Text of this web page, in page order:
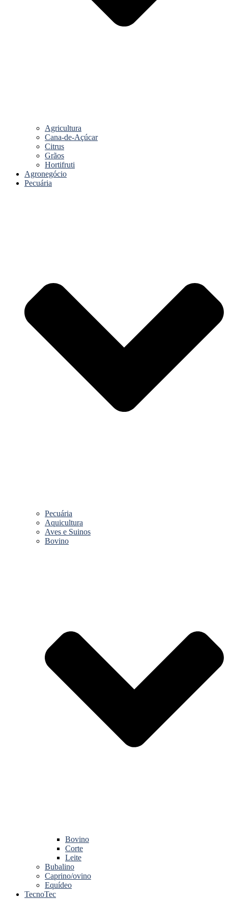
Agricultura
Cana-de-Açúcar
Citrus
Grãos
Hortifruti
Agronegócio
Pecuária
Pecuária
Aquicultura
Aves e Suinos
Bovino
Bovino
Corte
Leite
Bubalino
Caprino/ovino
Equídeo
TecnoTec